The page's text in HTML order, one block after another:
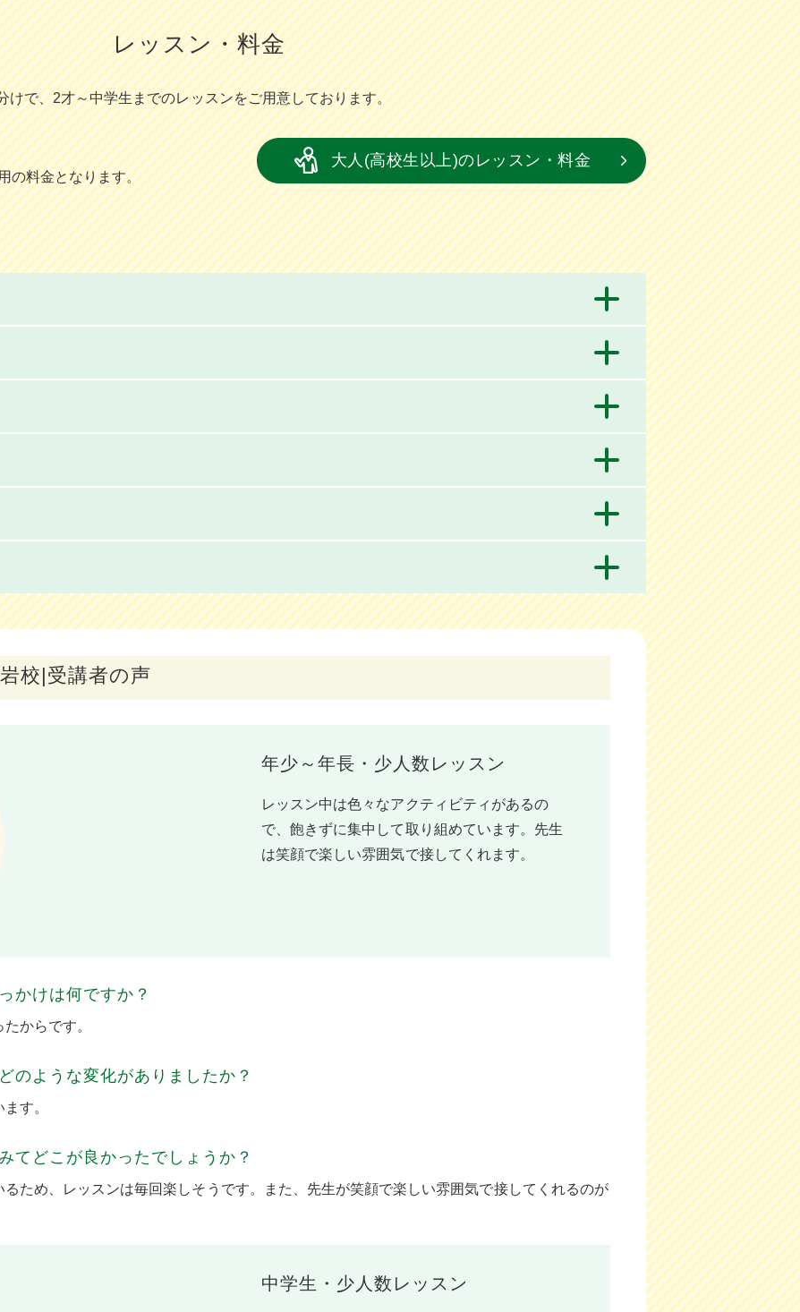
レッスン・料金
けで、2才～中学⽣までのレッスンをご⽤意しております。
大人(高校生以上)のレッスン・料金
の料金となります。
校|受講者の声
年少～年長・少人数レッスン
レッスン中は色々なアクティビティがあるの
で、飽きずに集中して取り組めています。先生
は笑顔で楽しい雰囲気で接してくれます。
かけは何ですか？
からです。
のような変化がありましたか？
す。
てどこが良かったでしょうか？
ため、レッスンは毎回楽しそうです。また、先生が笑顔で楽しい雰囲気で接してくれるのが
中学生・少人数レッスン